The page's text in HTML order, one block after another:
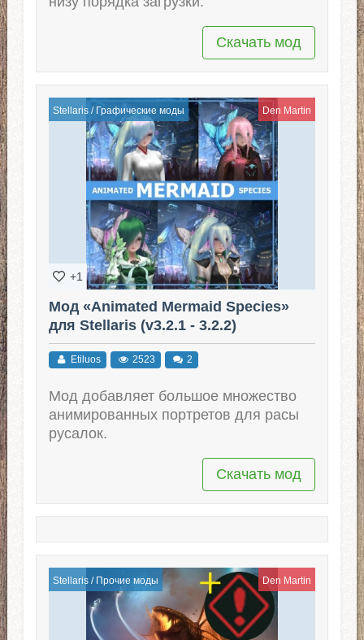
Скачать мод
Stellaris/ Графические моды Den Martin
+1
Мод «Animated Mermaid Species»
для Stellaris (v3.2.1 - 3.2.2)
Etiluos 2523 2
Мод добавляет большое множество
анимированных портретов для расы
русалок.
Скачать мод
Stellaris/ Прочие моды Den Martin